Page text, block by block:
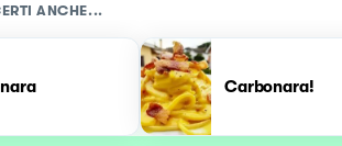
ANCHE...
Carbonara!